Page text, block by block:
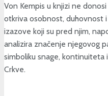
Von Kempis u knjizi ne
otkriva osobnost, duhovnost i
izazove koji su pred njim,
analizira značenje njegovog
simboliku snage, kontinuiteta
Crkve.